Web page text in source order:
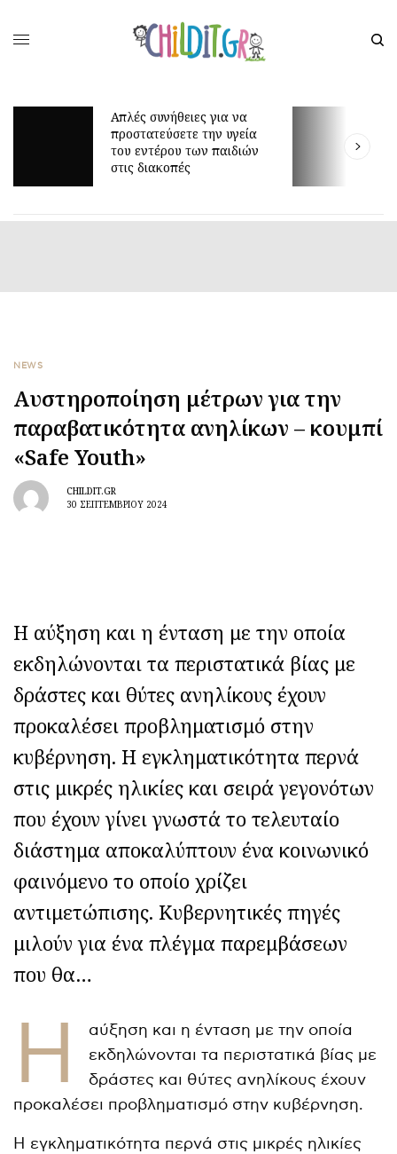
συνήθειες για να
την υγεία
εντέρου των παιδιών
είναι τόσο δύσκολη
NEWS
Αυστηροποίηση μέτρων για την
παραβατικότητα ανηλίκων – κουμπί
«Safe Youth»
CHILDIT.GR
30 ΣΕΠΤΕΜΒΡΊΟΥ 2024
Η αύξηση και η ένταση με την οποία
εκδηλώνονται τα περιστατικά βίας με
δράστες και θύτες ανηλίκους έχουν
προκαλέσει προβληματισμό στην
κυβέρνηση. Η εγκληματικότητα περνά
στις μικρές ηλικίες και σειρά γεγονότων
που έχουν γίνει γνωστά το τελευταίο
διάστημα αποκαλύπτουν ένα κοινωνικό
φαινόμενο το οποίο χρίζει
αντιμετώπισης. Κυβερνητικές πηγές
μιλούν για ένα πλέγμα παρεμβάσεων
που θα…
Η
αύξηση και η ένταση με την οποία
εκδηλώνονται τα περιστατικά βίας με
δράστες και θύτες ανηλίκους έχουν
προκαλέσει προβληματισμό στην κυβέρνηση.
Η εγκληματικότητα περνά στις μικρές ηλικίες